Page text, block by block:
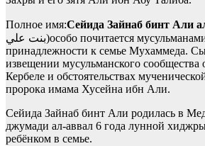
Полное имя:Сейида Зайнаб бинт Али
بنت علي‎)особо почитается мусульманами-шиитами в силу
принадлежности к семье Мухаммеда.
извещении мусульманского сообщества
Кербеле и обстоятельствах
пророка имама Хусейна ибн Али.
Сейида Зайнаб бинт Али родилась в
джумади ал-аввал 6 года лунной
ребёнком в семье.